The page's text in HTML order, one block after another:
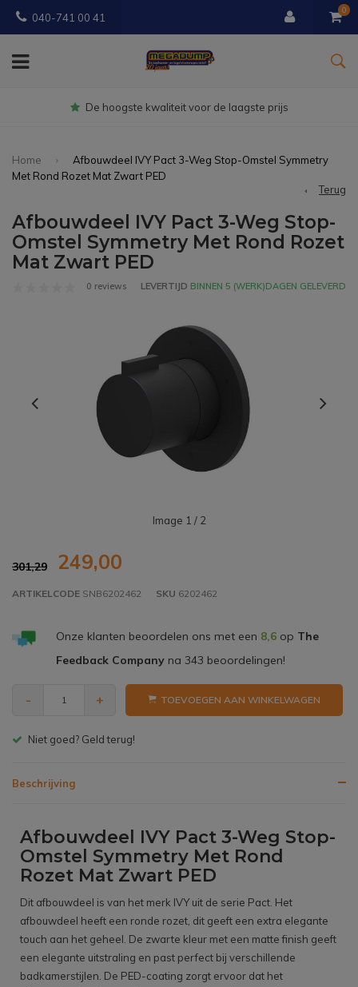
040-741 00 41
0
Gratisbezorgd vanaf € 150
Home
Afbouwdeel IVY Pact 3-Weg Stop-Omstel Symmetry
Met Rond Rozet Mat Zwart PED
Terug
Afbouwdeel IVY Pact 3-Weg Stop-
Omstel Symmetry Met Rond Rozet
Mat Zwart PED
0 reviews LEVERTIJD BINNEN 5 (WERK)DAGEN GELEVERD
Image 1 / 2
301,29 249,00
ARTIKELCODE SNB6202462 SKU 6202462
Onze klanten beoordelen ons met een 8,6op The
Feedback Companyna 343 beoordelingen!
- + TOEVOEGEN AAN WINKELWAGEN
Gratis bezorgen v.a. € 150,- (NL)
Beschrijving
Afbouwdeel IVY Pact 3-Weg Stop-
Omstel Symmetry Met Rond
Rozet Mat Zwart PED
Dit afbouwdeel is van het merk IVY uit de serie Pact. Het
afbouwdeel heeft een ronde rozet, dit geeft een extra elegante
touch aan het geheel. De zwarte kleur met een matte finish geeft
een elegante uitstraling en past perfect bij verschillende
badkamerstijlen. De PED-coating zorgt ervoor dat het